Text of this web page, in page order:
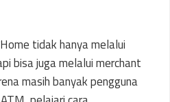
tidak hanya melalui
bisa juga melalui merchant
masih banyak pengguna